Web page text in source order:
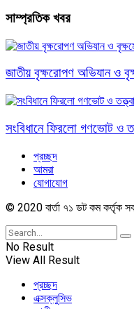
সাম্প্রতিক খবর
জাতীয় বৃক্ষরোপণ অভিযান ও
সংবিধানে ফিরলো গণভোট ও
প্রচ্ছদ
আমরা
যোগাযোগ
© 2020 বার্তা ৭১ ডট কম কর্তৃক
No Result
View All Result
প্রচ্ছদ
এক্সক্লুসিভ